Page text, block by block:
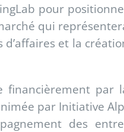
pour
qui
et la
financièrement par
par Initiative
des